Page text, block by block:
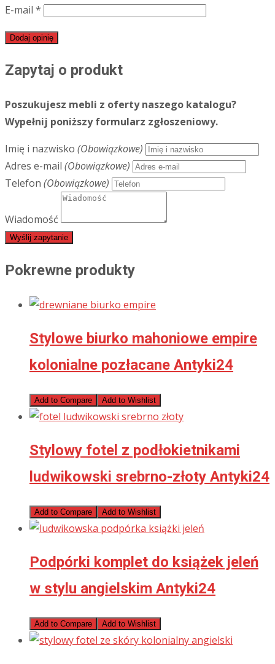
E-mail *
Zapytaj o produkt
Poszukujesz mebli z oferty naszego katalogu?
Wypełnij poniższy formularz zgłoszeniowy.
Imię i nazwisko (Obowiązkowe)
Adres e-mail (Obowiązkowe)
Telefon (Obowiązkowe)
Wiadomość
Wyślij zapytanie
Pokrewne produkty
Stylowe biurko mahoniowe empire
kolonialne pozłacane Antyki24
Add to Compare Add to Wishlist
Stylowy fotel z podłokietnikami
ludwikowski srebrno-złoty Antyki24
Add to Compare Add to Wishlist
Podpórki komplet do książek jeleń
w stylu angielskim Antyki24
Add to Compare Add to Wishlist